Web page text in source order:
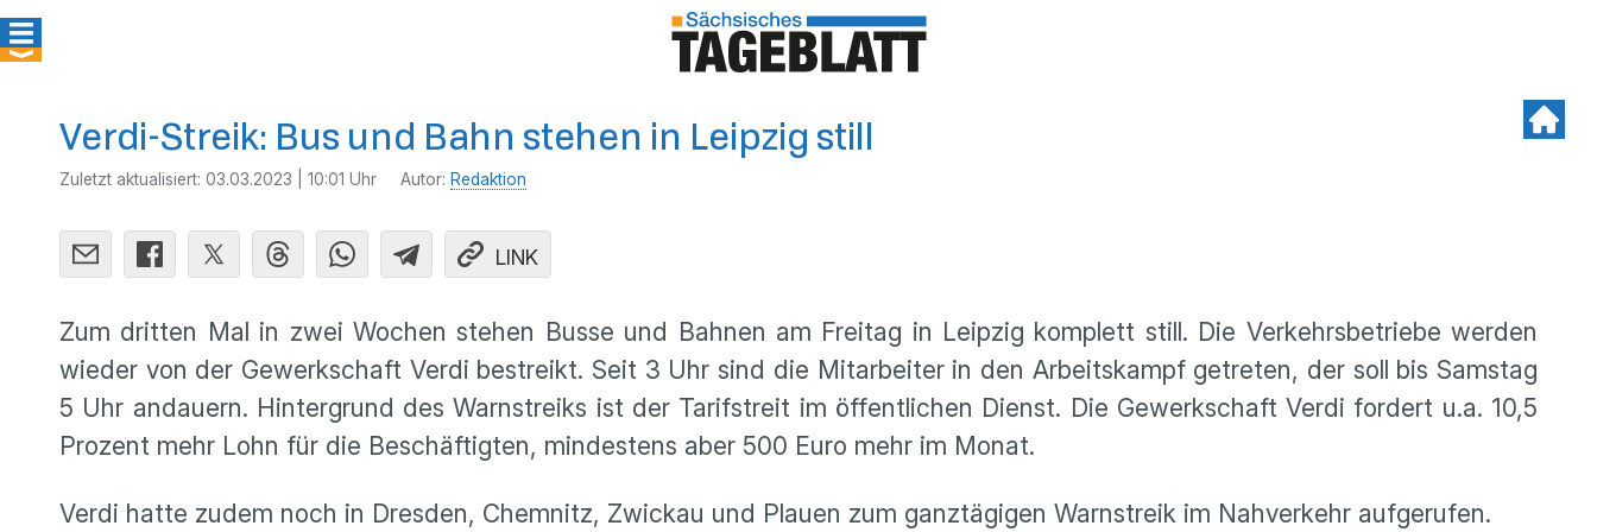
Verdi-Streik: Bus und Bahn stehen in Leipzig still
Zuletzt aktualisiert: 03.03.2023 | 10:01 Uhr Autor: Redaktion
LINK
Zum dritten Mal in zwei Wochen stehen Busse und Bahnen am Freitag in Leipzig komplett still. Die Verkehrsbetriebe werden
wieder von der Gewerkschaft Verdi bestreikt. Seit 3 Uhr sind die Mitarbeiter in den Arbeitskampf getreten, der soll bis Samstag
5 Uhr andauern. Hintergrund des Warnstreiks ist der Tarifstreit im öffentlichen Dienst. Die Gewerkschaft Verdi fordert u.a. 10,5
Prozent mehr Lohn für die Beschäftigten, mindestens aber 500 Euro mehr im Monat.
Verdi hatte zudem noch in Dresden, Chemnitz, Zwickau und Plauen zum ganztägigen Warnstreik im Nahverkehr aufgerufen.